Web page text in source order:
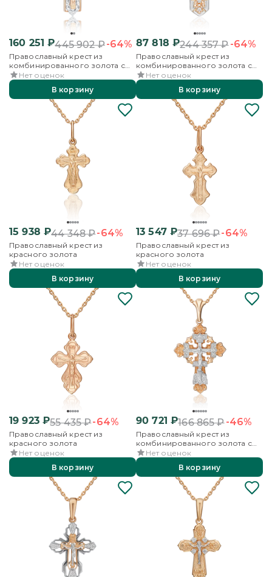
160 251 ₽445 902₽-64%
Православный крест из
комбинированного золота с
фианитами
Нет оценок
В корзину
87 818 ₽244 357₽-64%
Православный крест из
комбинированного золота с
фианитами
Нет оценок
В корзину
15 938 ₽44 348₽-64%
Православный крест из
красного золота
Нет оценок
В корзину
13 547₽37 696₽-64%
Православный крест из
красного золота
Нет оценок
В корзину
19 923₽55 435₽-64%
Православный крест из
красного золота
Нет оценок
В корзину
90 721 ₽166 865₽-46%
Православный крест из
комбинированного золота с
бриллиантами
Нет оценок
В корзину